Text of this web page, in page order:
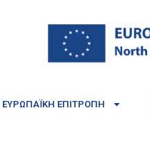
ΕΥΡΩΠΑΪΚΉ ΕΠΙΤΡΟΠΉ